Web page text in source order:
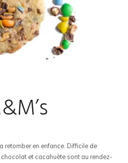
retomber en enfance. Difficile de
et cacahuète sont au rendez-